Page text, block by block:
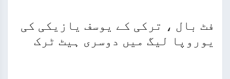
فٹ بال ، ترکی کے یوسف یازیکی کی
یوروپا لیگ میں دوسری ہیٹ ٹرک